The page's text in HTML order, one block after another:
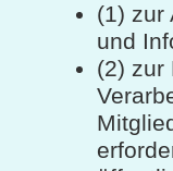
(1) zur
und
(2) zur